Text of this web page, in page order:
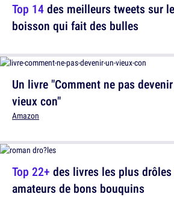
Top 14des meilleurs tweets sur
boisson qui fait des bulles
Top 22+ des livres les plus
amateurs de bons bouquins
Un livre "Comment ne pas
vieux con"
Amazon